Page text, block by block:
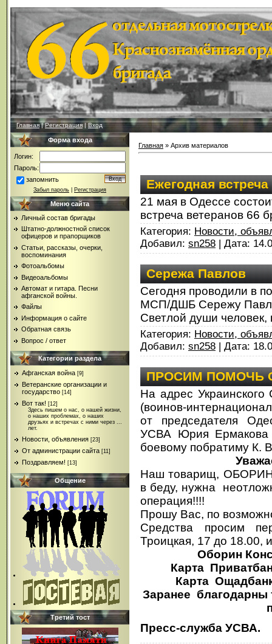
Главная|Регистрация|Вход
Форма входа
Логин:
Пароль:
запомнить
Забыл пароль Регистрация
Меню сайта
Личный состав бригады
Штатно-должностной список
офицеров и прапорщиков
Статьи, рассказы, очерки,
воспоминания
Фотоальбомы
Видеоальбомы
Автомат и гитара. Песни
афганской войны.
Файлы
Информация о сайте
Обратная связь
Вопрос / ответ
Категории раздела
Афганская война [9]
Ветеранские организации и
государство [14]
Вот так! [12]
Здесь пишем о нас, о нашей жизни,
о наших проблемах, о наших
друзьях и встречах с ними через ...
лет.
Новости, объявления [23]
От администрации сайта [11]
Поздравляем! [13]
Общение
Третий тост
Главная » Архив материалов
Ежегодная
21 мая в Одессе
встреча ветеранов 66
Категория: Новости,
Добавил: sn258 | Дата:
Сережа Павлов
Сегодня проводили в
МСП/ДШБ Сережу
Светлой души человек,
Категория: Новости,
Добавил: sn258 | Дата:
ПРОСИМ ПОМОЧЬ
На адрес
(воинов-
от председателя
УСВА Юрия Ермакова
боевому побратиму К.
Наш товарищ, ОБОРИН
в беду, нужна
операция!!!!
Прошу Вас, по
Средства просим
Троицкая, 17 до 18.00,
Оборин
Карта
Карта
Заранее благодарны
Пресс-служба УСВА.